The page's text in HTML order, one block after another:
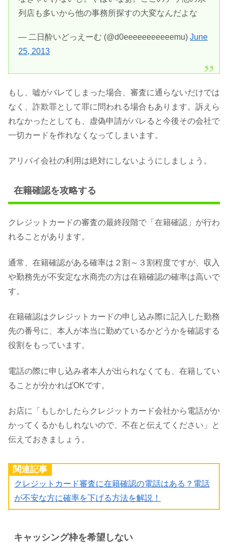
列店も多いから他の事務所探すの大変なんだよな
— 二日酔いどっえーむ (@d0eeeeeeeeeeemu)June
25, 2013
もし、嘘がバレてしまった場合、審査に通らないだけでは
なく、詐欺罪として罪に問われる場合もあります。訴えら
れなかったとしても、虚偽申請がバレると今後その会社で
一切カードを作れなくなってしまいます。
アリバイ会社の利用は絶対にしないようにしましょう。
在籍確認を攻略する
クレジットカードの審査の最終段階で「在籍確認」が行わ
れることがあります。
通常、在籍確認がある確率は２割～３割程度ですが、収入
や勤務先が不安定な水商売の方は在籍確認の確率は高いで
す。
在籍確認はクレジットカードの申し込み際に記入した勤務
先の番号に、本人が本当に勤めているかどうかを確認する
役割をもっています。
電話の際に申し込み者本人が出られなくても、在籍してい
ることが分かればOKです。
お店に「もしかしたらクレジットカード会社から電話がか
かってくるかもしれないので、不在と伝えてください」と
伝えておきましょう。
関連記事
クレジットカード審査に在籍確認の電話はある？電話
が不安な方に確率を下げる方法を解説！
キャッシング枠を希望しない